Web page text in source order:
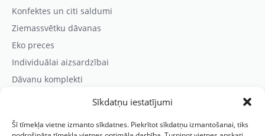
Sīkdatņu iestatījumi
Šī tīmekļa vietne izmanto sīkdatnes. Piekrītot sīkdatņu izmantošanai, tiks
Konfektes un citi saldumi
Ziemassvētku dāvanas
Eko preces
Individuālai aizsardzībai
Dāvanu komplekti
Kontaktinformācija
Prezentreklāmas aģentūra “PARIS”